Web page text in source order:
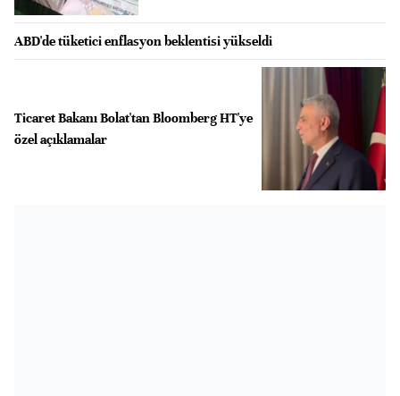
ABD'de tüketici enflasyon beklentisi yükseldi
Ticaret Bakanı Bolat'tan Bloomberg HT'ye
özel açıklamalar